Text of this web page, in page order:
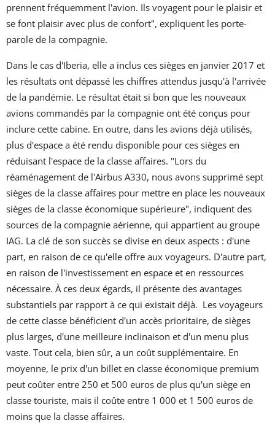
prennent fréquemment l'avion. Ils voyagent pour le plaisir et
se font plaisir avec plus de confort", expliquent les porte-
parole de la compagnie.
Dans le cas d'Iberia, elle a inclus ces sièges en janvier 2017 et
les résultats ont dépassé les chiffres attendus jusqu'à l'arrivée
de la pandémie. Le résultat était si bon que les nouveaux
avions commandés par la compagnie ont été conçus pour
inclure cette cabine. En outre, dans les avions déjà utilisés,
plus d'espace a été rendu disponible pour ces sièges en
réduisant l'espace de la classe affaires. "Lors du
réaménagement de l'Airbus A330, nous avons supprimé sept
sièges de la classe affaires pour mettre en place les nouveaux
sièges de la classe économique supérieure", indiquent des
sources de la compagnie aérienne, qui appartient au groupe
IAG. La clé de son succès se divise en deux aspects : d'une
part, en raison de ce qu'elle offre aux voyageurs. D'autre part,
en raison de l'investissement en espace et en ressources
nécessaire. À ces deux égards, il présente des avantages
substantiels par rapport à ce qui existait déjà. Les voyageurs
de cette classe bénéficient d'un accès prioritaire, de sièges
plus larges, d'une meilleure inclinaison et d'un menu plus
vaste. Tout cela, bien sûr, a un coût supplémentaire. En
moyenne, le prix d'un billet en classe économique premium
peut coûter entre 250 et 500 euros de plus qu'un siège en
classe touriste, mais il coûte entre 1 000 et 1 500 euros de
moins que la classe affaires.